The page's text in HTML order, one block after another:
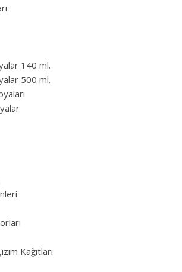
140 ml.
500 ml.
Kağıtları